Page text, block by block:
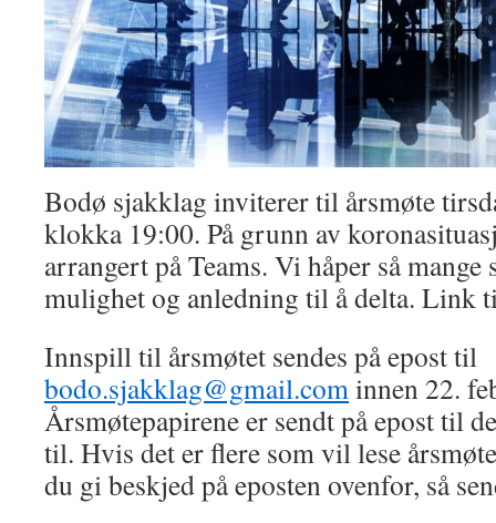
Bodø sjakklag inviterer til årsmøte
klokka 19:00. På grunn av
arrangert på Teams. Vi håper så
mulighet og anledning til å delta. Link
Innspill til årsmøtet sendes på epost til
bodo.sjakklag@gmail.com innen 22.
Årsmøtepapirene er sendt på epost til
til. Hvis det er flere som vil lese
du gi beskjed på eposten ovenfor, så